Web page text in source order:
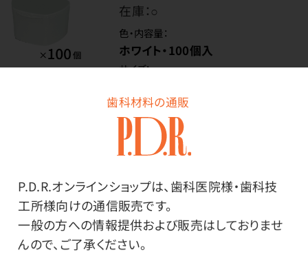
歯科材料の通販
P.D.R.オンラインショップは、歯科医院様・歯科技
工所様向けの通信販売です。
一般の方への情報提供および販売はしておりませ
んので、ご了承ください。
在庫：○
色・内容量：
ホワイト・100個入
サイズ：
ログイン